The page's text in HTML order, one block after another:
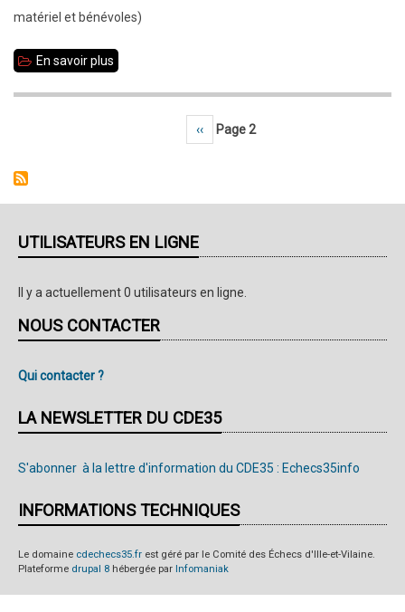
matériel et bénévoles)
En savoir plus
Page précédente
‹‹ Page 2
UTILISATEURS EN LIGNE
Il y a actuellement 0 utilisateurs en ligne.
NOUS CONTACTER
Qui contacter ?
LA NEWSLETTER DU CDE35
S'abonner à la lettre d'information du CDE35 : Echecs35info
INFORMATIONS TECHNIQUES
Le domaine cdechecs35.fr est géré par le Comité des Échecs d'Ille-et-Vilaine.
Plateforme drupal 8 hébergée par Infomaniak